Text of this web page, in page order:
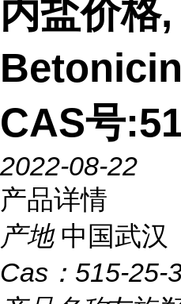
内盐价格,
CAS号
2022-08-22
产品详情
产地 中国武汉
Cas： 515-25-